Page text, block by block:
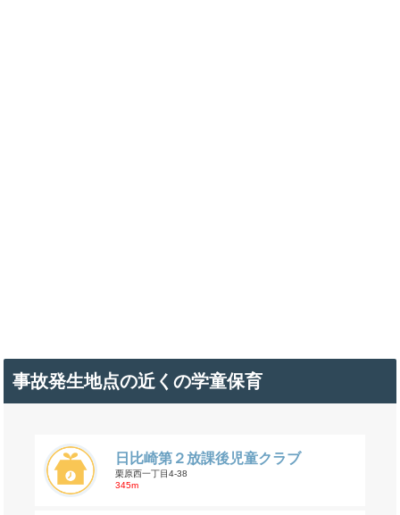
事故発生地点の近くの学童保育
日比崎第２放課後児童クラブ
栗原西一丁目4-38
345m